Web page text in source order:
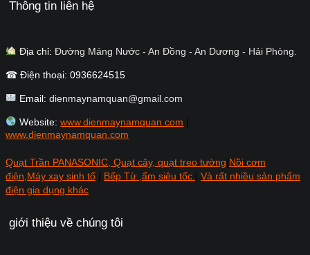
Thông tin liên hệ
Địa chỉ:Đường Máng Nước - An Đồng - An Dương - Hải Phòng.
☎ Điện thoại: 0936624515
Email: dienmaynamquan@gmail.com
Website: www.dienmaynamquan.com
www.dienmaynamquan.com
Quạt Trần PANASONIC, Quạt cây, quạt treo tường Nồi cơm
điện,Máy xay sinh tố
Bếp Từ ,ấm siêu tốc
Và rất nhiều sản phẩm
điện gia dụng khác
giới thiệu về chúng tôi